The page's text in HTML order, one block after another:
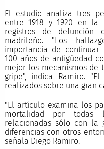
El estudio analiza tres
entre 1918 y 1920 en la
registros de defunción
madrileño. "Los
importancia de continuar
100 años de antigüedad
mejor los mecanismos de
gripe", indica Ramiro.
realizados sobre una gran
"El artículo examina los
mortalidad por todas
relacionadas sólo con la
diferencias con otros
señala Diego Ramiro.